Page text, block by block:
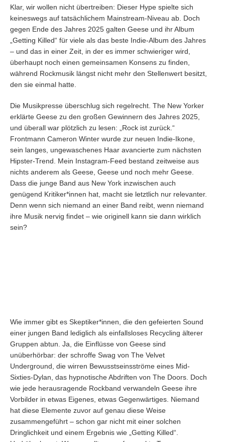
Klar, wir wollen nicht übertreiben: Dieser Hype spielte sich
keineswegs auf tatsächlichem Mainstream-Niveau ab. Doch
gegen Ende des Jahres 2025 galten Geese und ihr Album
„Getting Killed“ für viele als das beste Indie-Album des Jahres
– und das in einer Zeit, in der es immer schwieriger wird,
überhaupt noch einen gemeinsamen Konsens zu finden,
während Rockmusik längst nicht mehr den Stellenwert besitzt,
den sie einmal hatte.
Die Musikpresse überschlug sich regelrecht. The New Yorker
erklärte Geese zu den großen Gewinnern des Jahres 2025,
und überall war plötzlich zu lesen: „Rock ist zurück.“
Frontmann Cameron Winter wurde zur neuen Indie-Ikone,
sein langes, ungewaschenes Haar avancierte zum nächsten
Hipster-Trend. Mein Instagram-Feed bestand zeitweise aus
nichts anderem als Geese, Geese und noch mehr Geese.
Dass die junge Band aus New York inzwischen auch
genügend Kritiker*innen hat, macht sie letztlich nur relevanter.
Denn wenn sich niemand an einer Band reibt, wenn niemand
ihre Musik nervig findet – wie originell kann sie dann wirklich
sein?
Wie immer gibt es Skeptiker*innen, die den gefeierten Sound
einer jungen Band lediglich als einfallsloses Recycling älterer
Gruppen abtun. Ja, die Einflüsse von Geese sind
unüberhörbar: der schroffe Swag von The Velvet
Underground, die wirren Bewusstseinsströme eines Mid-
Sixties-Dylan, das hypnotische Abdriften von The Doors. Doch
wie jede herausragende Rockband verwandeln Geese ihre
Vorbilder in etwas Eigenes, etwas Gegenwärtiges. Niemand
hat diese Elemente zuvor auf genau diese Weise
zusammengeführt – schon gar nicht mit einer solchen
Dringlichkeit und einem Ergebnis wie „Getting Killed“.